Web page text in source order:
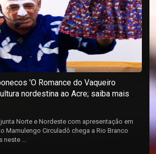
'O Romance do Vaqueiro
nordestina ao Acre; saiba mais
Norte e Nordeste com apresentação em
Mamulengo Circuladô chega a Rio Branco
neste ...